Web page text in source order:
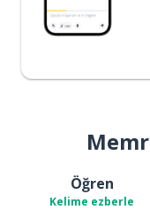
Öğren
Kelime ezberle